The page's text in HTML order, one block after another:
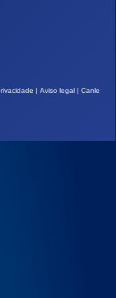
| Aviso legal | Canle